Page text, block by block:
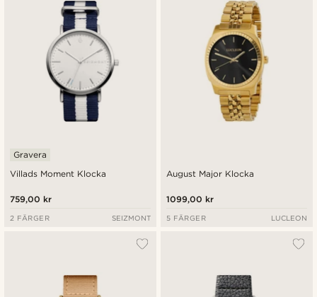
Villads Moment Klocka
Gravera
759,00 kr
2 FÄRGER SEIZMONT
August Major Klocka
1099,00 kr
5 FÄRGER LUCLEON